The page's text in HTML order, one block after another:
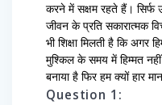
करने में सक्षम रहते हैं। सिर्फ
जीवन के प्रति सकारात्मक
भी शिक्षा मिलती है कि अगर
मुश्किल के समय में हिम्मत नहीं
बनाया है फिर हम क्यों हार
Question 1: